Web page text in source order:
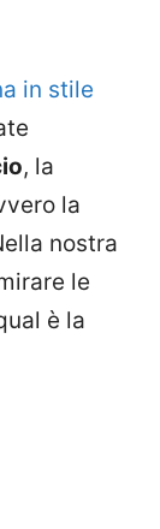
in stile
, la
la
nostra
le
è la